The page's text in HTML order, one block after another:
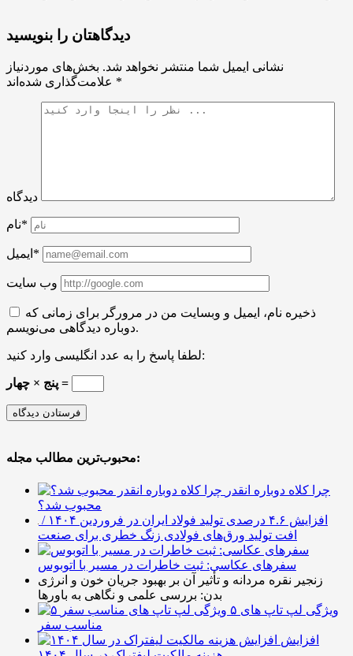
دیدگاهتان را بنویسید
نشانی ایمیل شما منتشر نخواهد شد. بخش‌های موردنیاز
*
دیدگاه
نام*
ایمیل*
وب سایت
ذخیره نام، ایمیل و وبسایت من در مرورگر برای زمانی که
دوباره دیدگاهی می‌نویسم.
لطفا پاسخ را به عدد انگلیسی وارد کنید:
پنج × چهار =
محبوب‌ترین مطالب مجله:
چرا کلاه دوباره انقدر
محبوب شد؟
افزایش ۴.۶ درصدی تولید فولاد ایران در فروردین ۱۴۰۴ /
افت تولید ورق‌های فولادی زنگ خطری برای صنعت
سفرهای عکاسی: ثبت خاطرات در مسیر با اتوبوس
زنجیر نقره مردانه و تأثیر آن بر بهبود جریان خون و انرژی
بدن: بررسی علمی و نگاهی به باورها
۵ ویژگی لپ تاپ های
مناسب سفر
افزایش